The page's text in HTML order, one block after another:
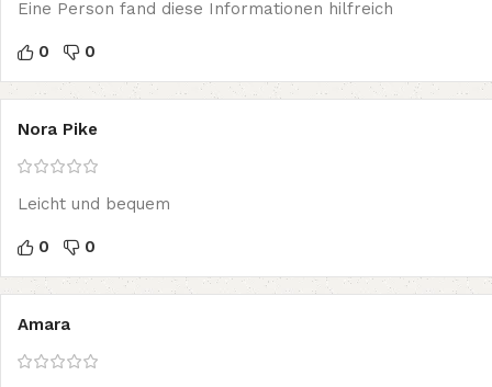
Eine Person fand diese Informationen hilfreich
0 0
Nora Pike
Leicht und bequem
0 0
Amara